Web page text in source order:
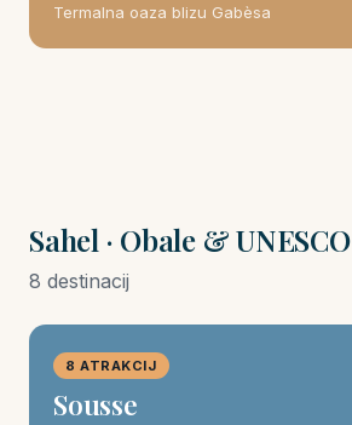
Termalna oaza blizu Gabèsa
Sahel · Obale & UNESCO
8 destinacij
8 ATRAKCIJ
Sousse